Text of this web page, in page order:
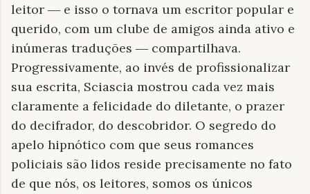
leitor ― e isso o tornava um escritor popular e
querido, com um clube de amigos ainda ativo e
inúmeras traduções ― compartilhava.
Progressivamente, ao invés de profissionalizar
sua escrita, Sciascia mostrou cada vez mais
claramente a felicidade do diletante, o prazer
do decifrador, do descobridor. O segredo do
apelo hipnótico com que seus romances
policiais são lidos reside precisamente no fato
de que nós, os leitores, somos os únicos